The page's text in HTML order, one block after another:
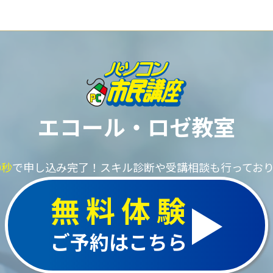
エコール・ロゼ教室
で申し込み完了！ スキル診断や受講相談も行ってお
無料体験
ご予約はこちら